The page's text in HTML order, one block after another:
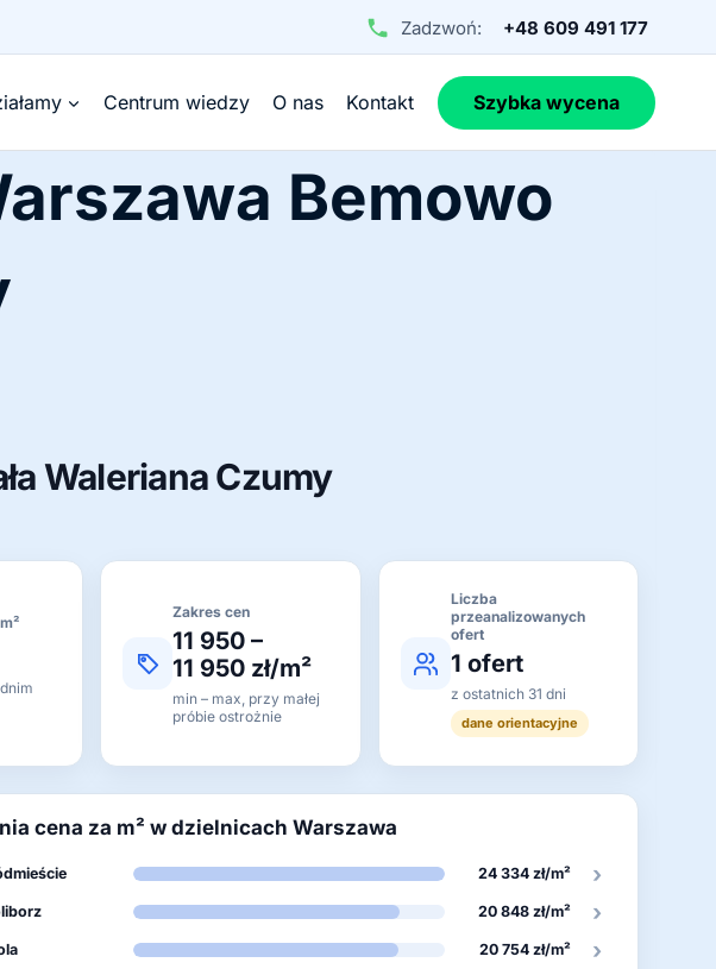
Zadzwoń: +48 609 491 177
Centrum wiedzy O nas Kontakt Szybka wycena
Bemowo
Waleriana Czumy
Zakres cen
11 950 –
11 950 zł/m²
min – max, przy małej
próbie ostrożnie
Liczba
przeanalizowanych
ofert
1 ofert
z ostatnich 31 dni
dane orientacyjne
cena za m² w dzielnicach Warszawa
24 334 zł/m² ›
20 848 zł/m² ›
20 754 zł/m² ›